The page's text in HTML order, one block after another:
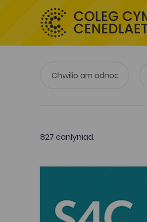
827 canlyniad.
Henry Richard: Yr Apostol
Henry Richard: Yr
(2013)